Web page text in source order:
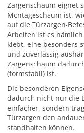
Zargenschaum eignet
Montageschaum ist,
auf die Türzargen-
Arbeiten ist es
klebt, eine besonders
und zuverlässig
Zargenschaum
(formstabil) ist.
Die besonderen
dadurch nicht nur die
einfacher, sondern
Türzargen den
standhalten können.